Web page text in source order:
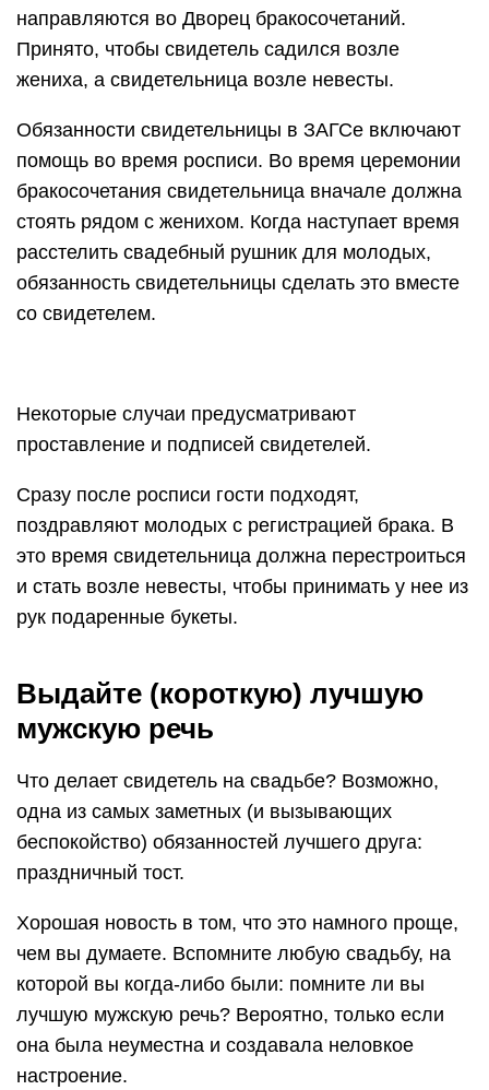
направляются во Дворец бракосочетаний.
Принято, чтобы свидетель садился возле
жениха, а свидетельница возле невесты.
Обязанности свидетельницы в ЗАГСе включают
помощь во время росписи. Во время церемонии
бракосочетания свидетельница вначале должна
стоять рядом с женихом. Когда наступает время
расстелить свадебный рушник для молодых,
обязанность свидетельницы сделать это вместе
со свидетелем.
Некоторые случаи предусматривают
проставление и подписей свидетелей.
Сразу после росписи гости подходят,
поздравляют молодых с регистрацией брака. В
это время свидетельница должна перестроиться
и стать возле невесты, чтобы принимать у нее из
рук подаренные букеты.
Выдайте (короткую) лучшую
мужскую речь
Что делает свидетель на свадьбе? Возможно,
одна из самых заметных (и вызывающих
беспокойство) обязанностей лучшего друга:
праздничный тост.
Хорошая новость в том, что это намного проще,
чем вы думаете. Вспомните любую свадьбу, на
которой вы когда-либо были: помните ли вы
лучшую мужскую речь? Вероятно, только если
она была неуместна и создавала неловкое
настроение.